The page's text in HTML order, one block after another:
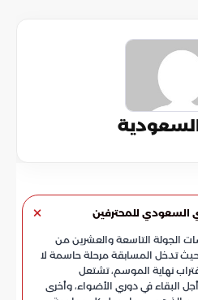
الجولة التاسعة والعشرين من
تدخل المسابقة مرحلة حاسمة لا
نهاية الموسم، تشتعل
البقاء في دوري الأضواء، وأخرى